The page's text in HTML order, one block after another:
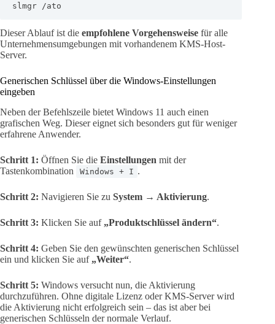
slmgr /ato
Dieser Ablauf ist die empfohlene Vorgehensweise für alle
Unternehmensumgebungen mit vorhandenem KMS-Host-
Server.
Generischen Schlüssel über die Windows-Einstellungen
eingeben
Neben der Befehlszeile bietet Windows 11 auch einen
grafischen Weg. Dieser eignet sich besonders gut für weniger
erfahrene Anwender.
Schritt 1: Öffnen Sie die Einstellungen mit der
Tastenkombination
Windows + I .
Schritt 2: Navigieren Sie zu System → Aktivierung.
Schritt 3: Klicken Sie auf „Produktschlüssel ändern“.
Schritt 4: Geben Sie den gewünschten generischen Schlüssel
ein und klicken Sie auf „Weiter“.
Schritt 5: Windows versucht nun, die Aktivierung
durchzuführen. Ohne digitale Lizenz oder KMS-Server wird
die Aktivierung nicht erfolgreich sein – das ist aber bei
generischen Schlüsseln der normale Verlauf.